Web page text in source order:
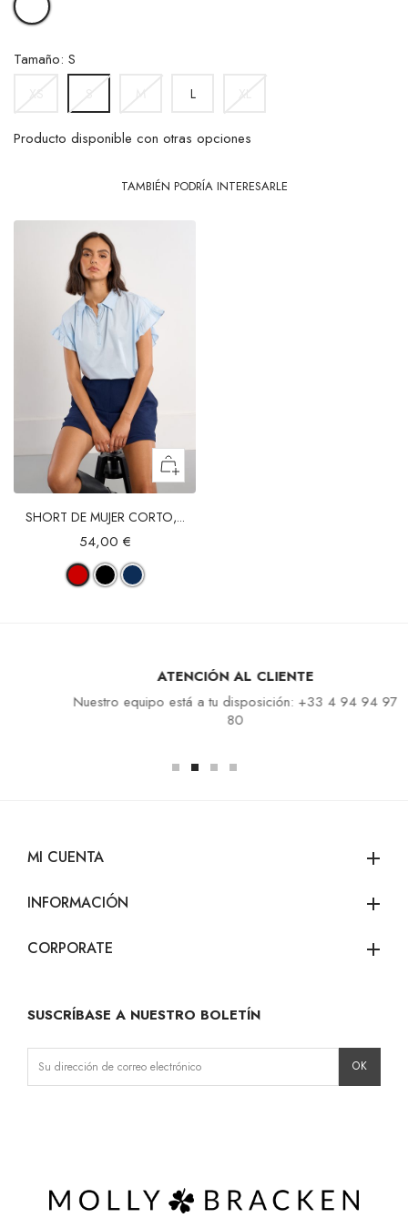
Tamaño: S
L
Producto disponible con otras opciones
TAMBIÉN PODRÍA INTERESARLE
SHORT DE MUJER CORTO,...
54,00 €
ATENCIÓN AL CLIENTE
Nuestro equipo está a tu disposición: +33 4 94 94 97
MI CUENTA add
INFORMACIÓN add
CORPORATE add
SUSCRÍBASE A NUESTRO BOLETÍN